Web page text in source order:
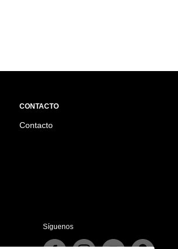
CONTACTO
Contacto
Síguenos